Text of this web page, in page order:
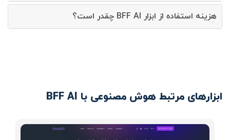
هزینه استفاده از ابزار BFF AI چقدر است؟
ابزارهای مرتبط هوش مصنوعی با BFF AI